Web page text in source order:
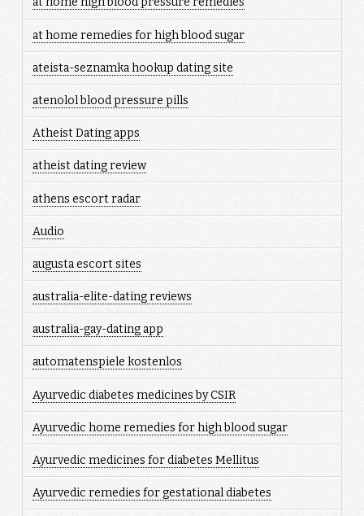
at home remedies for high blood sugar
ateista-seznamka hookup dating site
atenolol blood pressure pills
Atheist Dating apps
atheist dating review
athens escort radar
Audio
augusta escort sites
australia-elite-dating reviews
australia-gay-dating app
automatenspiele kostenlos
Ayurvedic diabetes medicines by CSIR
Ayurvedic home remedies for high blood sugar
Ayurvedic medicines for diabetes Mellitus
Ayurvedic remedies for gestational diabetes